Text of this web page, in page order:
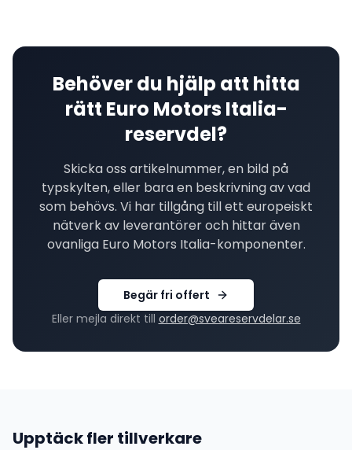
Behöver du hjälp att hitta
rätt Euro Motors Italia-
reservdel?
Skicka oss artikelnummer, en bild på
typskylten, eller bara en beskrivning av vad
som behövs. Vi har tillgång till ett europeiskt
nätverk av leverantörer och hittar även
ovanliga Euro Motors Italia-komponenter.
Begär fri offert
Eller mejla direkt till order@sveareservdelar.se
Upptäck fler tillverkare